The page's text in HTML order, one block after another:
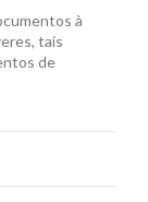
à
tais
de